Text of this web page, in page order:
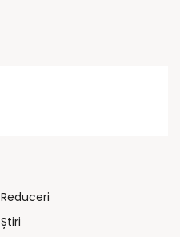
Reduceri
Știri